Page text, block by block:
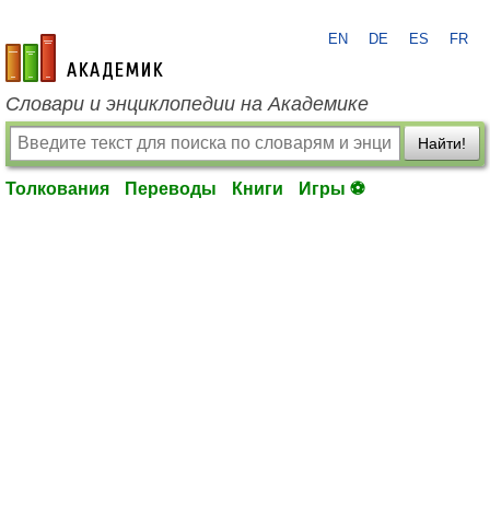
academic.ru
EN DE ES FR
Словари и энциклопедии на Академике
Найти!
Толкования Переводы Книги Игры ⚽